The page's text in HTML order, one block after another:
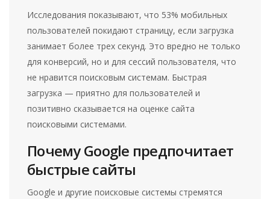
Исследования показывают, что 53% мобильных
пользователей покидают страницу, если загрузка
занимает более трех секунд. Это вредно не только
для конверсий, но и для сессий пользователя, что
не нравится поисковым системам. Быстрая
загрузка — приятно для пользователей и
позитивно сказывается на оценке сайта
поисковыми системами.
Почему Google предпочитает
быстрые сайты
Google и другие поисковые системы стремятся